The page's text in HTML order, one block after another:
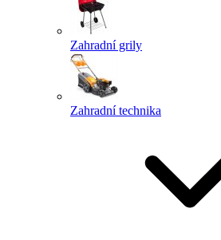
Zahradní grily
Zahradní technika